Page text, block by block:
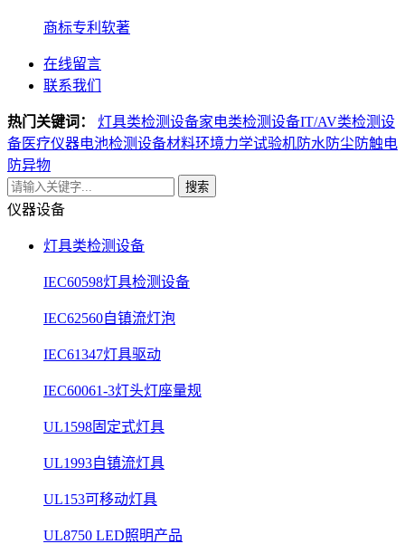
商标专利软著
在线留言
联系我们
热门关键词： 灯具类检测设备家电类检测设备IT/AV类检测设
备医疗仪器电池检测设备材料环境力学试验机防水防尘防触电
防异物
搜索
仪器设备
灯具类检测设备
IEC60598灯具检测设备
IEC62560自镇流灯泡
IEC61347灯具驱动
IEC60061-3灯头灯座量规
UL1598固定式灯具
UL1993自镇流灯具
UL153可移动灯具
UL8750 LED照明产品